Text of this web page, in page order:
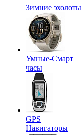
Зимние эхолоты
Умные-Смарт
часы
GPS
Навигаторы